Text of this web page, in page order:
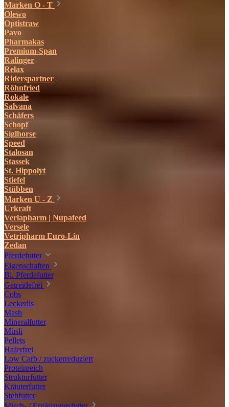
Marken O - T
Olewo
Optistraw
Pavo
Pharmakas
Premium-Span
Ralinger
Relax
Riderspartner
Röhnfried
Rokale
Salvana
Schäfers
Schopf
Siglhorse
Speed
Stalosan
Stassek
St. Hippolyt
Stiefel
Stübben
Marken U - Z
Urkraft
Verlapharm | Nupafeed
Versele
Vetripharm Euro-Lin
Zedan
Pferdefutter
Eigenschaften
Bi. Pferdefutter
Getreidefrei
Cobs
Leckerlis
Mash
Mineralfutter
Müsli
Pellets
Haferfrei
Low Carb / zuckerreduziert
Proteinreich
Strukturfutter
Kräuterfutter
Stehfutter